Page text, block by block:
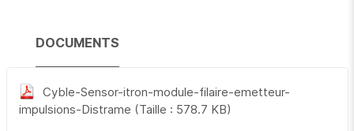
DOCUMENTS
Cyble-Sensor-itron-module-filaire-emetteur-
impulsions-Distrame (Taille : 578.7 KB)